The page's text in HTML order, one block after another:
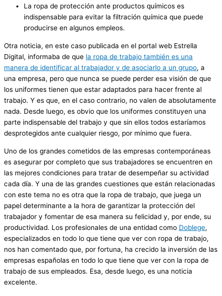
La ropa de protección ante productos químicos es
indispensable para evitar la filtración química que puede
producirse en algunos empleos.
Otra noticia, en este caso publicada en el portal web Estrella
Digital, informaba de que la ropa de trabajo también es una
manera de identificar al trabajador y de asociarlo a un grupo, a
una empresa, pero que nunca se puede perder esa visión de que
los uniformes tienen que estar adaptados para hacer frente al
trabajo. Y es que, en el caso contrario, no valen de absolutamente
nada. Desde luego, es obvio que los uniformes constituyen una
parte indispensable del trabajo y que sin ellos todos estaríamos
desprotegidos ante cualquier riesgo, por mínimo que fuera.
Uno de los grandes cometidos de las empresas contemporáneas
es asegurar por completo que sus trabajadores se encuentren en
las mejores condiciones para tratar de desempeñar su actividad
cada día. Y una de las grandes cuestiones que están relacionadas
con este tema no es otra que la ropa de trabajo, que juega un
papel determinante a la hora de garantizar la protección del
trabajador y fomentar de esa manera su felicidad y, por ende, su
productividad. Los profesionales de una entidad como Doblege,
especializados en todo lo que tiene que ver con ropa de trabajo,
nos han comentado que, por fortuna, ha crecido la inversión de las
empresas españolas en todo lo que tiene que ver con la ropa de
trabajo de sus empleados. Esa, desde luego, es una noticia
excelente.